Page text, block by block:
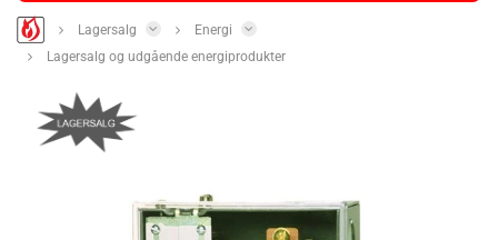
Lagersalg
Energi
Lagersalg og udgående energiprodukter